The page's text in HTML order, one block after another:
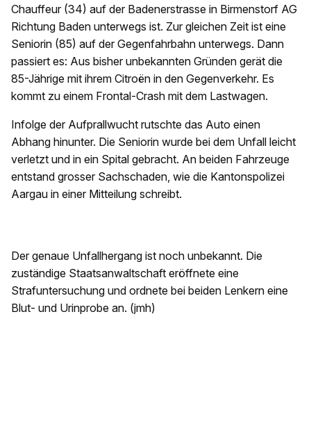
Chauffeur (34) auf der Badenerstrasse in Birmenstorf AG
Richtung Baden unterwegs ist. Zur gleichen Zeit ist eine
Seniorin (85) auf der Gegenfahrbahn unterwegs. Dann
passiert es: Aus bisher unbekannten Gründen gerät die
85-Jährige mit ihrem Citroën in den Gegenverkehr. Es
kommt zu einem Frontal-Crash mit dem Lastwagen.
Infolge der Aufprallwucht rutschte das Auto einen
Abhang hinunter. Die Seniorin wurde bei dem Unfall leicht
verletzt und in ein Spital gebracht. An beiden Fahrzeuge
entstand grosser Sachschaden, wie die Kantonspolizei
Aargau in einer Mitteilung schreibt.
Der genaue Unfallhergang ist noch unbekannt. Die
zuständige Staatsanwaltschaft eröffnete eine
Strafuntersuchung und ordnete bei beiden Lenkern eine
Blut- und Urinprobe an. (jmh)